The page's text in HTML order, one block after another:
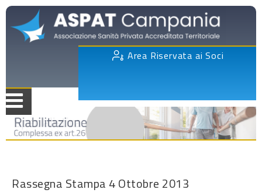
Area Riservata ai Soci
Rassegna Stampa 4 Ottobre 2013